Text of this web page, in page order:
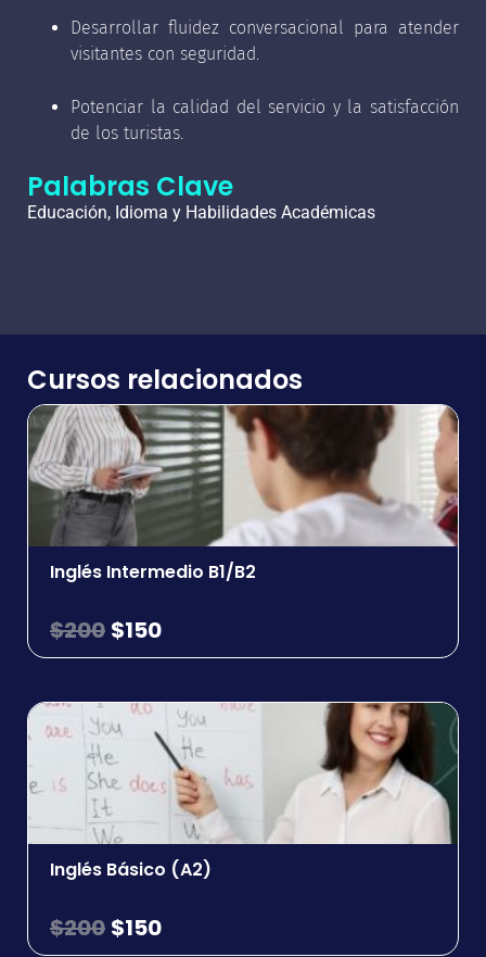
Desarrollar fluidez conversacional para atender
visitantes con seguridad.
Potenciar la calidad del servicio y la satisfacción
de los turistas.
Palabras Clave
Educación, Idioma y Habilidades Académicas
Cursos relacionados
Inglés Intermedio B1/B2
$200 $150
Inglés Básico (A2)
$200 $150